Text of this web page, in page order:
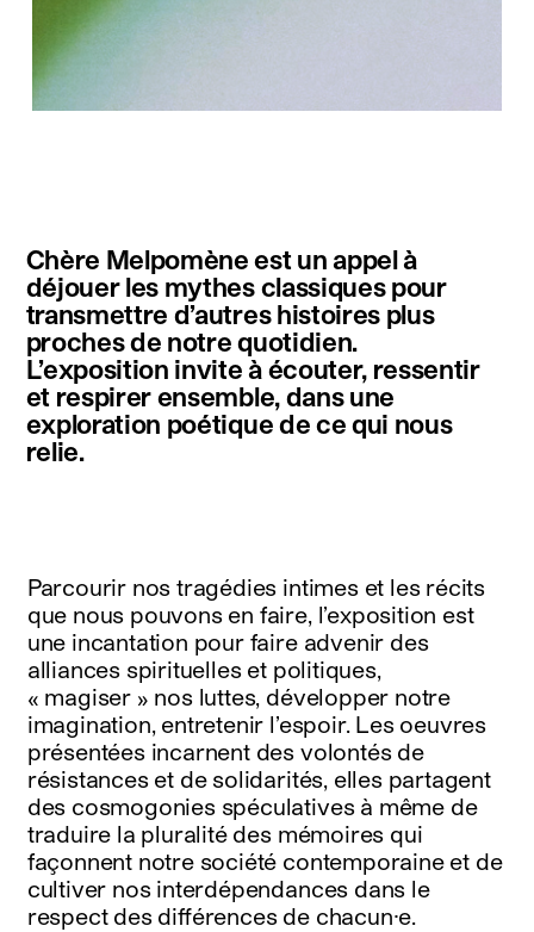
contact
instagram
facebook
français english
Chère Melpomène est un appel à
déjouer les mythes classiques pour
transmettre d’autres histoires plus
proches de notre quotidien.
L’exposition invite à écouter, ressentir
et respirer ensemble, dans une
exploration poétique de ce qui nous
relie.
Parcourir nos tragédies intimes et les récits
que nous pouvons en faire, l’exposition est
une incantation pour faire advenir des
alliances spirituelles et politiques,
« magiser » nos luttes, développer notre
imagination, entretenir l’espoir. Les oeuvres
présentées incarnent des volontés de
résistances et de solidarités, elles partagent
des cosmogonies spéculatives à même de
traduire la pluralité des mémoires qui
façonnent notre société contemporaine et de
cultiver nos interdépendances dans le
respect des différences de chacun·e.